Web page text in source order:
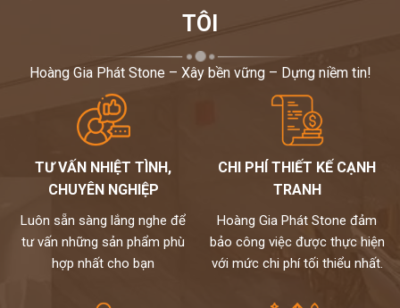
TÔI
Hoàng Gia Phát Stone – Xây bền vững – Dựng niềm tin!
TƯ VẤN NHIỆT TÌNH,
CHUYÊN NGHIỆP
Luôn sẵn sàng lắng nghe để
tư vấn những sản phẩm phù
hợp nhất cho bạn
CHI PHÍ THIẾT KẾ CẠNH
TRANH
Hoàng Gia Phát Stone đảm
bảo công việc được thực hiện
với mức chi phí tối thiểu nhất.